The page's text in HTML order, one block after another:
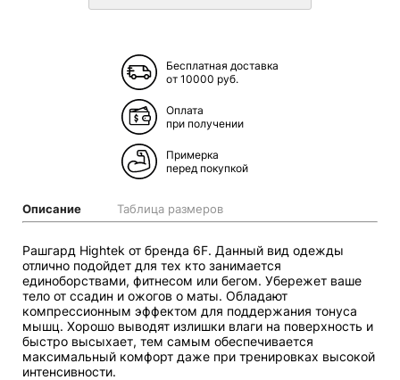
Бесплатная доставка
от 10000 руб.
Оплата
при получении
Примерка
перед покупкой
Описание Таблица размеров
Рашгард Hightek от бренда 6F. Данный вид одежды
отлично подойдет для тех кто занимается
единоборствами, фитнесом или бегом. Убережет ваше
тело от ссадин и ожогов о маты. Обладают
компрессионным эффектом для поддержания тонуса
мышц. Хорошо выводят излишки влаги на поверхность и
быстро высыхает, тем самым обеспечивается
максимальный комфорт даже при тренировках высокой
интенсивности.